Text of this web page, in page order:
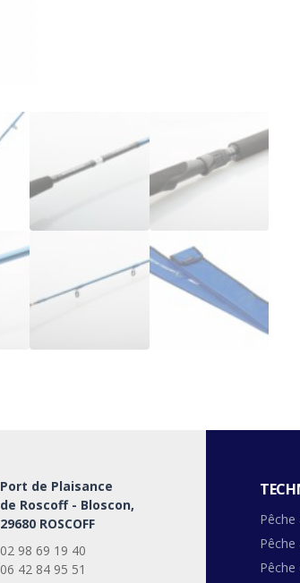
Port de Plaisance
de Roscoff - Bloscon,
29680 ROSCOFF
02 98 69 19 40
06 42 84 95 51
Pêche
Pêche